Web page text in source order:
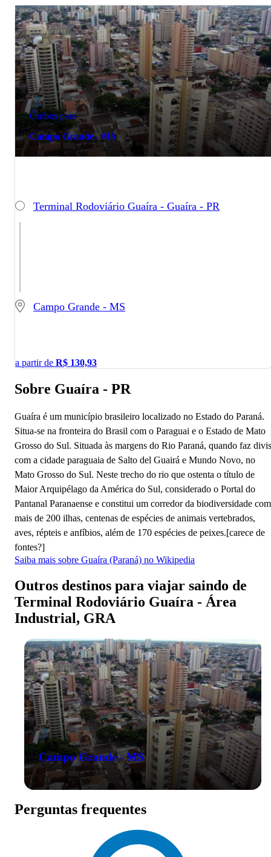
Ônibus para
Campo Grande - MS
Terminal Rodoviário Guaíra - Guaíra - PR
Campo Grande - MS
a partir de R$ 130,93
Sobre Guaíra - PR
Guaíra é um município brasileiro localizado no Estado do Paraná.
Situa-se na fronteira do Brasil com o Paraguai e o Estado de Mato
Grosso do Sul. Situada às margens do Rio Paraná, quando faz
com a cidade paraguaia de Salto del Guairá e Mundo Novo, no
Mato Grosso do Sul. Neste trecho do rio que ostenta o título de
Maior Arquipélago da América do Sul, considerado o Portal do
Pantanal Paranaense e constitui um corredor da biodiversidade com
mais de 200 ilhas, centenas de espécies de animais vertebrados,
aves, répteis e anfíbios, além de 170 espécies de peixes.[carece de
fontes?]
Saiba mais sobre Guaíra (Paraná) no Wikipedia
Outros destinos para viajar saindo de
Terminal Rodoviário Guaíra - Área
Industrial, GRA
Campo Grande - MS
Perguntas frequentes